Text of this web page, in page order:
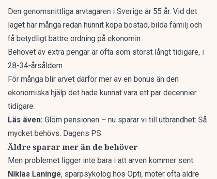
Den genomsnittliga arvtagaren i Sverige är 55 år. Vid det
laget har många redan hunnit köpa bostad, bilda familj och
få betydligt bättre ordning på ekonomin.
Behovet av extra pengar är ofta som störst långt tidigare, i
28-34-årsåldern.
För många blir arvet därför mer av en bonus än den
ekonomiska hjälp det hade kunnat vara ett par decennier
tidigare.
Läs även: Glöm pensionen – nu sparar vi till utbrändhet: Så
mycket behövs. Dagens PS
Äldre sparar mer än de behöver
Men problemet ligger inte bara i att arven kommer sent.
Niklas Laninge, sparpsykolog hos Opti, möter ofta äldre